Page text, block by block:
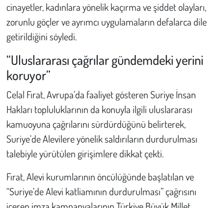
cinayetler, kadınlara yönelik kaçırma ve şiddet olayları,
zorunlu göçler ve ayrımcı uygulamaların defalarca dile
getirildiğini söyledi.
“Uluslararası çağrılar gündemdeki yerini
koruyor”
Celal Fırat, Avrupa’da faaliyet gösteren Suriye İnsan
Hakları topluluklarının da konuyla ilgili uluslararası
kamuoyuna çağrılarını sürdürdüğünü belirterek,
Suriye’de Alevilere yönelik saldırıların durdurulması
talebiyle yürütülen girişimlere dikkat çekti.
Fırat, Alevi kurumlarının öncülüğünde başlatılan ve
“Suriye’de Alevi katliamının durdurulması” çağrısını